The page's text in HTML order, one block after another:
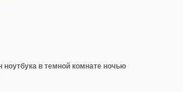
ноутбука в темной комнате ночью